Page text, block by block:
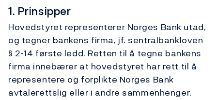
1. Prinsipper
Hovedstyret representerer Norges Bank utad,
og tegner bankens firma, jf. sentralbankloven
§ 2-14 første ledd. Retten til å tegne bankens
firma innebærer at hovedstyret har rett til å
representere og forplikte Norges Bank
avtalerettslig eller i andre sammenhenger.